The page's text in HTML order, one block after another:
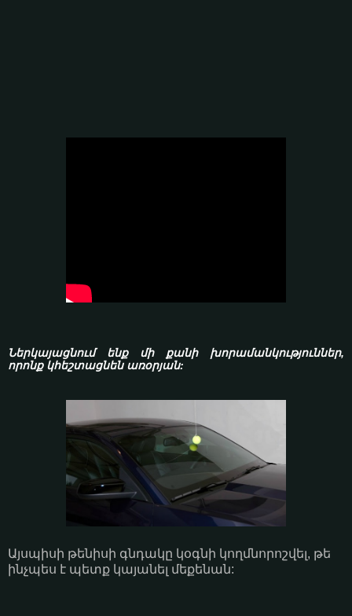
Ներկայացնում ենք մի քանի խորամանկություններ,
որոնք կհեշտացնեն առօրյան:
Այսպիսի թենիսի գնդակը կօգնի կողմնորոշվել, թե
ինչպես է պետք կայանել մեքենան: